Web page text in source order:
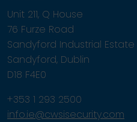
Unit 211, Q House
76 Furze Road
Sandyford Industrial Estate
Sandyford, Dublin
D18 F4E0
+353 1 293 2500
info.ie@cwsisecurity.com